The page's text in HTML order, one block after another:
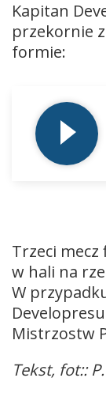
Kapitan
przekornie
formie:
plików
dźwiękowych
Trzeci mecz
w hali na
W
Mistrzostw
Tekst, fot::